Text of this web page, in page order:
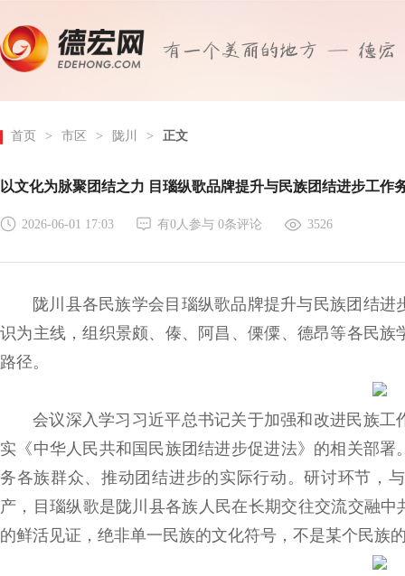
首页 > 市区 > 陇川 > 正文
以文化为脉聚团结之力 目瑙纵歌品牌提升与民族团结进步工作
2026-06-01 17:03 有0人参与 0条评论 3526
陇川县各民族学会目瑙纵歌品牌提升与民族团结
识为主线，组织景颇、傣、阿昌、傈僳、德昂等各民
路径。
会议深入学习习近平总书记关于加强和改进民族
实《中华人民共和国民族团结进步促进法》的相关部
务各族群众、推动团结进步的实际行动。研讨环节，
产，目瑙纵歌是陇川县各族人民在长期交往交流交融
的鲜活见证，绝非单一民族的文化符号，不是某个民族